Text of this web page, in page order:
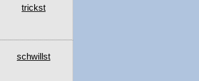
trickst
schwillst